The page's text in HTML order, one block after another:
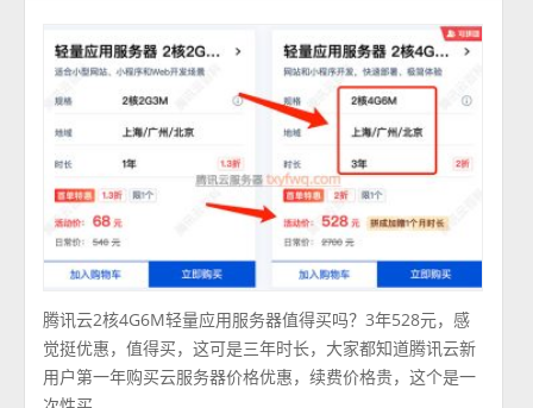
腾讯云2核4G6M轻量应用服务器值得买吗？3年528元，感
觉挺优惠，值得买，这可是三年时长，大家都知道腾讯云新
用户第一年购买云服务器价格优惠，续费价格贵，这个是一